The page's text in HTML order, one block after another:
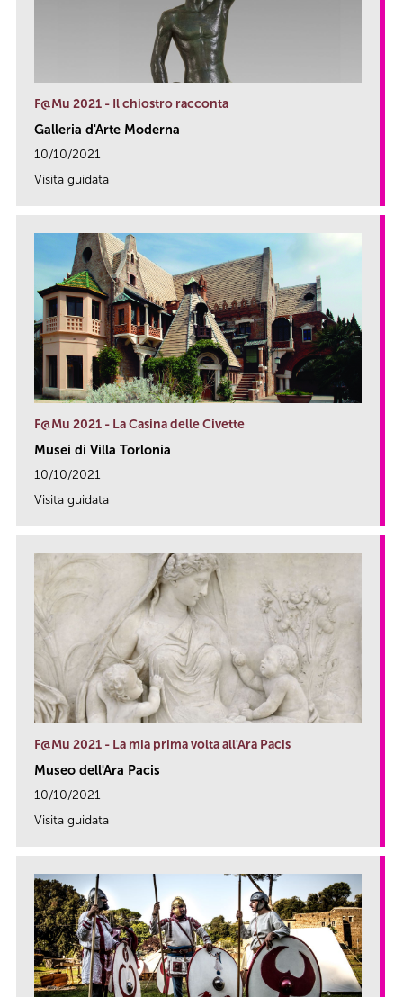
F@Mu 2021 - Il chiostro racconta
Galleria d'Arte Moderna
10/10/2021
Visita guidata
F@Mu 2021 - La Casina delle Civette
Musei di Villa Torlonia
10/10/2021
Visita guidata
F@Mu 2021 - La mia prima volta all'Ara Pacis
Museo dell'Ara Pacis
10/10/2021
Visita guidata